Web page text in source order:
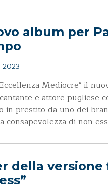
album per
2023
Mediocre" il
e attore pugliese
in prestito da uno dei
consapevolezza di non
della versione